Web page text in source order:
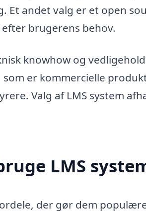
Et andet valg er et open
brugerens behov.
knowhow og
er kommercielle
Valg af LMS system
LMS
der gør dem